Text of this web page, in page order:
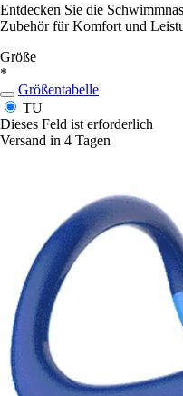
Entdecken Sie die
Zubehör für Komfort und
Größe
*
Größentabelle
TU
Dieses Feld ist erforderlich
Versand in 4 Tagen